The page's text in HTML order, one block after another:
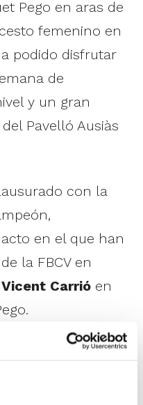
Pego en aras de
femenino en
podido disfrutar
de
y un gran
Pavelló Ausiàs
con la
en el que han
la FBCV en
Vicent Carrió en